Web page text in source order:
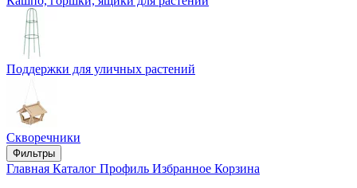
Поддержки для уличных растений
Скворечники
Фильтры
Главная Каталог Профиль Избранное Корзина